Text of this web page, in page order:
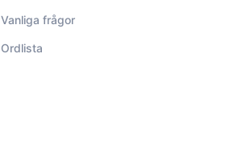
Vanliga frågor
Ordlista